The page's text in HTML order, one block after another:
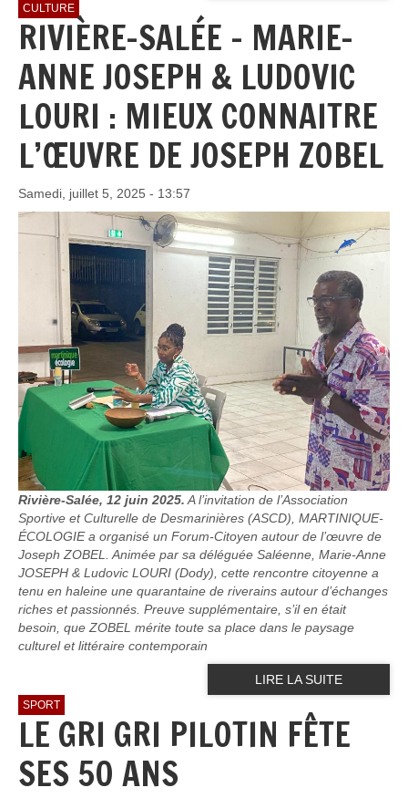
CULTURE
RIVIÈRE-SALÉE – MARIE-
ANNE JOSEPH & LUDOVIC
LOURI : MIEUX CONNAITRE
L’ŒUVRE DE JOSEPH ZOBEL
Samedi, juillet 5, 2025 - 13:57
Rivière-Salée, 12 juin 2025. A l’invitation de l’Association
Sportive et Culturelle de Desmarinières (ASCD), MARTINIQUE-
ÉCOLOGIE a organisé un Forum-Citoyen autour de l’œuvre de
Joseph ZOBEL. Animée par sa déléguée Saléenne, Marie-Anne
JOSEPH & Ludovic LOURI (Dody), cette rencontre citoyenne a
tenu en haleine une quarantaine de riverains autour d’échanges
riches et passionnés. Preuve supplémentaire, s’il en était
besoin, que ZOBEL mérite toute sa place dans le paysage
culturel et littéraire contemporain
LIRE LA SUITE
SPORT
LE GRI GRI PILOTIN FÊTE
SES 50 ANS